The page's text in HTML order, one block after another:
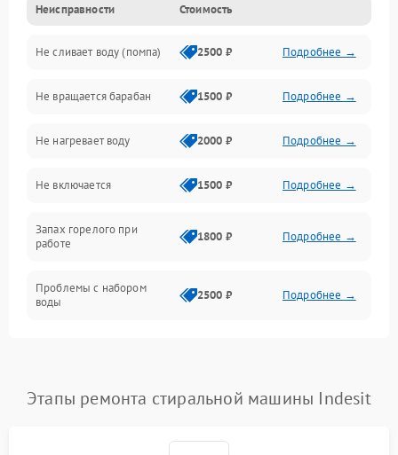
Электропитание
Водоснабжение
Слив
Программное обеспечение
Неисправности Стоимость
Не сливает воду (помпа) 2500 ₽ Подробнее →
Не вращается барабан 1500 ₽ Подробнее →
Не нагревает воду 2000 ₽ Подробнее →
Не включается 1500 ₽ Подробнее →
Запах горелого при
работе
1800 ₽ Подробнее →
Проблемы с набором
воды
2500 ₽ Подробнее →
Подробнее →
Этапы ремонта стиральной машины Indesit